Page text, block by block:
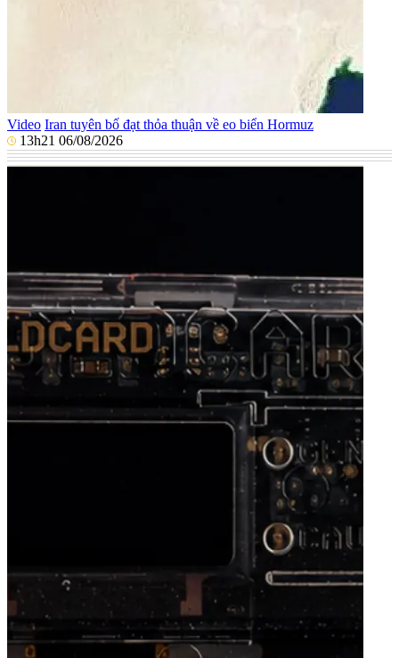
Video Iran tuyên bố đạt thỏa thuận về eo biển Hormuz
13h21 06/08/2026